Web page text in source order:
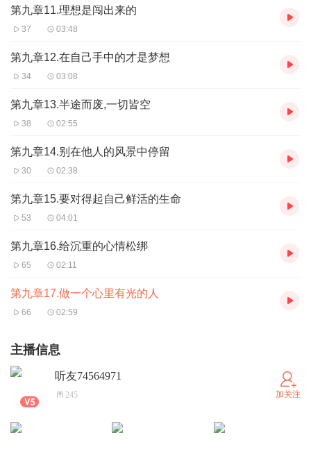
第九章11.理想是闯出来的
37 03:48
第九章12.在自己手中的才是梦想
34 03:08
第九章13.半途而废,一切皆空
38 02:55
第九章14.别在他人的风景中停留
30 02:38
第九章15.要对得起自己鲜活的生命
53 04:01
第九章16.给沉重的心情松绑
65 02:11
第九章17.做一个心里有光的人
66 02:59
主播信息
听友74564971
245 加关注